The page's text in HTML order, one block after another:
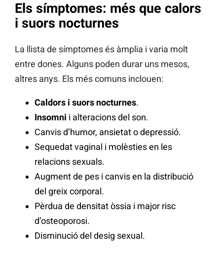
Els símptomes: més que calors
i suors nocturnes
La llista de símptomes és àmplia i varia molt
entre dones. Alguns poden durar uns mesos,
altres anys. Els més comuns inclouen:
Caldors i suors nocturnes.
Insomni i alteracions del son.
Canvis d’humor, ansietat o depressió.
Sequedat vaginal i molèsties en les
relacions sexuals.
Augment de pes i canvis en la distribució
del greix corporal.
Pèrdua de densitat òssia i major risc
d’osteoporosi.
Disminució del desig sexual.